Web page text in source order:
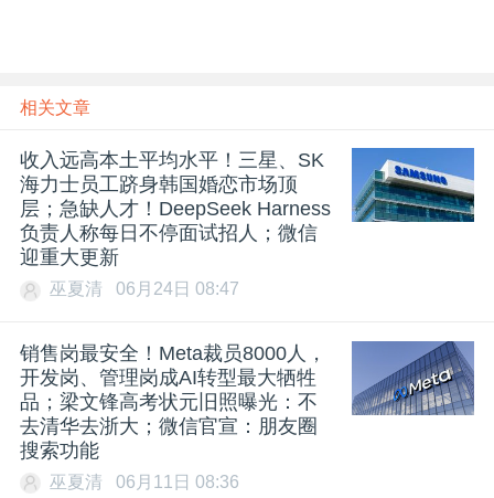
相关文章
收入远高本土平均水平！三星、SK
海力士员工跻身韩国婚恋市场顶
层；急缺人才！DeepSeek Harness
负责人称每日不停面试招人；微信
迎重大更新
巫夏清 06月24日 08:47
销售岗最安全！Meta裁员8000人，
开发岗、管理岗成AI转型最大牺牲
品；梁文锋高考状元旧照曝光：不
去清华去浙大；微信官宣：朋友圈
搜索功能
巫夏清 06月11日 08:36